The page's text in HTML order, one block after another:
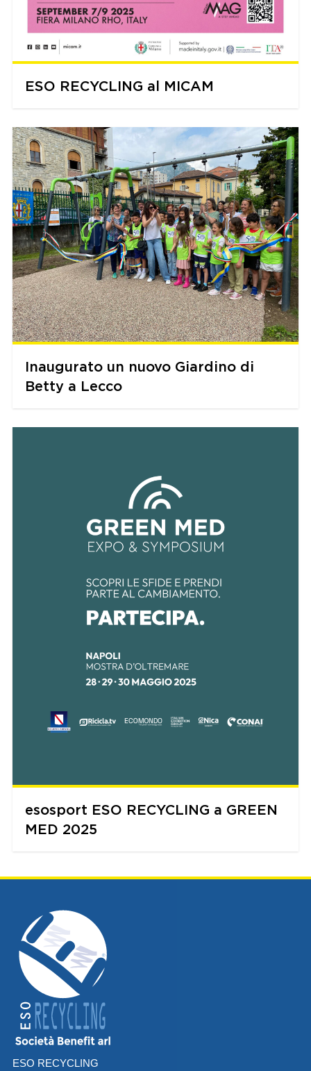
ESO RECYCLING al MICAM
Inaugurato un nuovo Giardino di
Betty a Lecco
esosport ESO RECYCLING a GREEN
MED 2025
ESO RECYCLING